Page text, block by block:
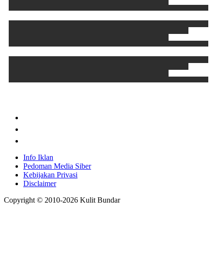
Info Iklan
Pedoman Media Siber
Kebijakan Privasi
Disclaimer
Copyright © 2010-2026 Kulit Bundar